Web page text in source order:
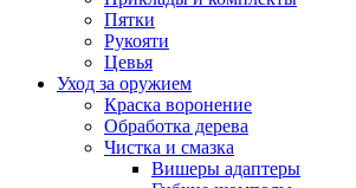
Пятки
Рукояти
Цевья
Уход за оружием
Краска воронение
Обработка дерева
Чистка и смазка
Вишеры адаптеры